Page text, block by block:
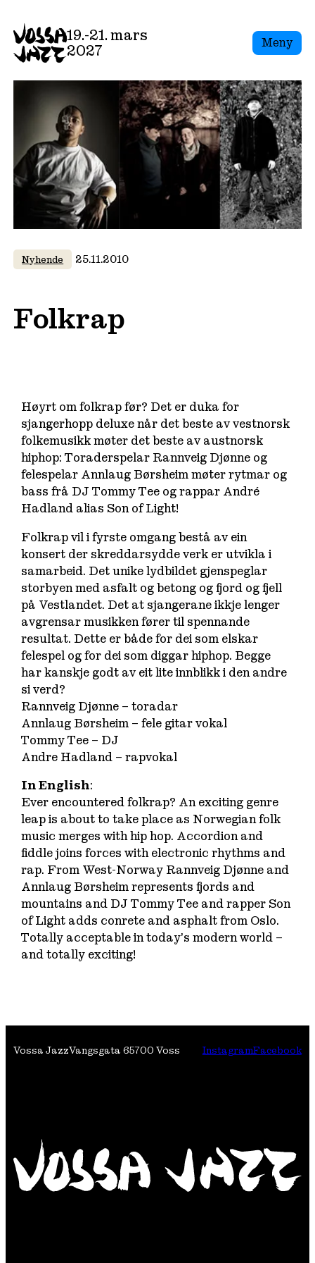
to
content
19.-21. mars
2027
Meny
Nyhende 25.11.2010
Folkrap
Høyrt om folkrap før? Det er duka for
sjangerhopp deluxe når det beste av vestnorsk
folkemusikk møter det beste av austnorsk
hiphop: Toraderspelar Rannveig Djønne og
felespelar Annlaug Børsheim møter rytmar og
bass frå DJ Tommy Tee og rappar André
Hadland alias Son of Light!
Folkrap vil i fyrste omgang bestå av ein
konsert der skreddarsydde verk er utvikla i
samarbeid. Det unike lydbildet gjenspeglar
storbyen med asfalt og betong og fjord og fjell
på Vestlandet. Det at sjangerane ikkje lenger
avgrensar musikken fører til spennande
resultat. Dette er både for dei som elskar
felespel og for dei som diggar hiphop. Begge
har kanskje godt av eit lite innblikk i den andre
si verd?
Rannveig Djønne – toradar
Annlaug Børsheim – fele gitar vokal
Tommy Tee – DJ
Andre Hadland – rapvokal
In English:
Ever encountered folkrap? An exciting genre
leap is about to take place as Norwegian folk
music merges with hip hop. Accordion and
fiddle joins forces with electronic rhythms and
rap. From West-Norway Rannveig Djønne and
Annlaug Børsheim represents fjords and
mountains and DJ Tommy Tee and rapper Son
of Light adds conrete and asphalt from Oslo.
Totally acceptable in today’s modern world –
and totally exciting!
Vossa JazzVangsgata 65700 Voss InstagramFacebook